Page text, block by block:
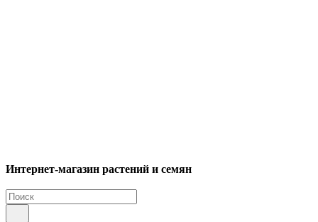
Интернет-магазин растений и семян